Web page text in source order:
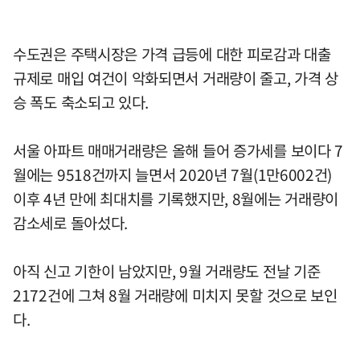
수도권은 주택시장은 가격 급등에 대한 피로감과 대출
규제로 매입 여건이 악화되면서 거래량이 줄고, 가격 상
승 폭도 축소되고 있다.
서울 아파트 매매거래량은 올해 들어 증가세를 보이다 7
월에는 9518건까지 늘면서 2020년 7월(1만6002건)
이후 4년 만에 최대치를 기록했지만, 8월에는 거래량이
감소세로 돌아섰다.
아직 신고 기한이 남았지만, 9월 거래량도 전날 기준
2172건에 그쳐 8월 거래량에 미치지 못할 것으로 보인
다.